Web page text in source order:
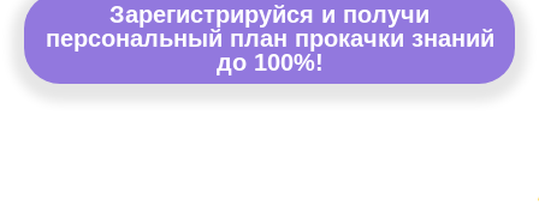
Зарегистрируйся и получи
персональный план прокачки знаний
до 100%!